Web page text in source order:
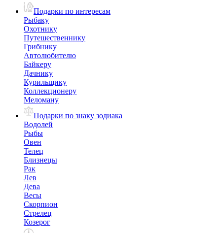
Подарки по интересам
Рыбаку
Охотнику
Путешественнику
Грибнику
Автолюбителю
Байкеру
Дачнику
Курильщику
Коллекционеру
Меломану
Подарки по знаку зодиака
Водолей
Рыбы
Овен
Телец
Близнецы
Рак
Лев
Дева
Весы
Скорпион
Стрелец
Козерог